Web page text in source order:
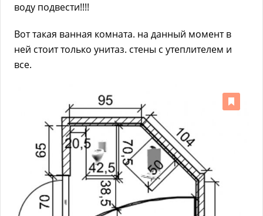
воду подвести!!!!
Вот такая ванная комната. на данный момент в
ней стоит только унитаз. стены с утеплителем и
все.